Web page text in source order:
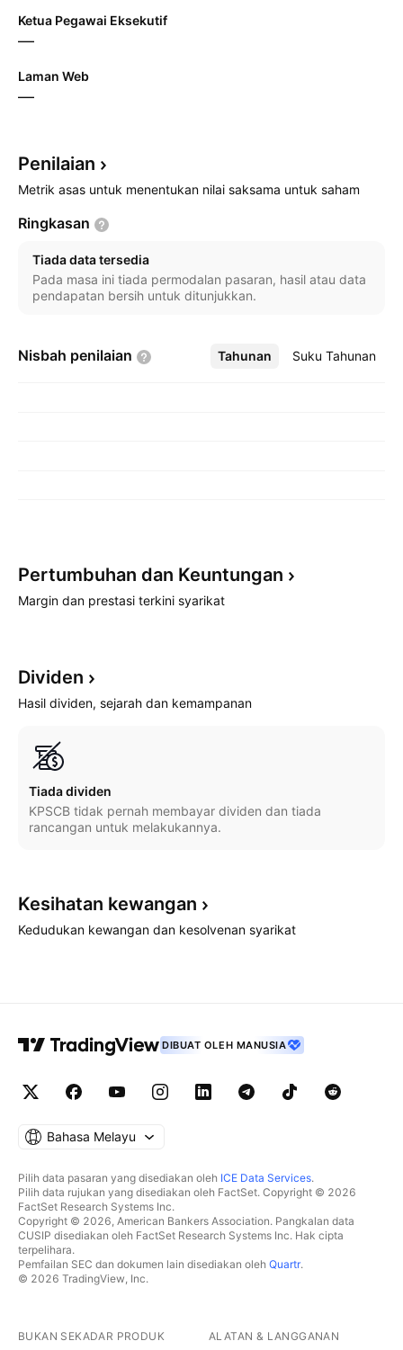
Ketua Pegawai Eksekutif
—
Laman Web
—
Penilaian
Metrik asas untuk menentukan nilai saksama untuk saham
Ringkasan
Tiada data tersedia
Pada masa ini tiada permodalan pasaran, hasil atau data
pendapatan bersih untuk ditunjukkan.
Nisbah penilaian Tahunan Suku Tahunan
Lebih
Pertumbuhan dan Keuntungan
Margin dan prestasi terkini syarikat
Dividen
Hasil dividen, sejarah dan kemampanan
Tiada dividen
KPSCB tidak pernah membayar dividen dan tiada
rancangan untuk melakukannya.
Kesihatan kewangan
Kedudukan kewangan dan kesolvenan syarikat
DIBUAT OLEH MANUSIA
Bahasa Melayu
Pilih data pasaran yang disediakan oleh ICE Data Services.
Pilih data rujukan yang disediakan oleh FactSet. Copyright © 2026
FactSet Research Systems Inc.
Copyright © 2026, American Bankers Association. Pangkalan data
CUSIP disediakan oleh FactSet Research Systems Inc. Hak cipta
terpelihara.
Pemfailan SEC dan dokumen lain disediakan oleh Quartr.
© 2026 TradingView, Inc.
BUKAN SEKADAR PRODUK ALATAN & LANGGANAN